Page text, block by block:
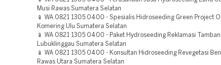
Musi Rawas Sumatera Selatan
📱 WA 0821 1305 0400 - Spesialis Hidroseeding Green Project
Komering Ulu Sumatera Selatan
📱 WA 0821 1305 0400 - Paket Hydroseeding Reklamasi
Lubuklinggau Sumatera Selatan
📱 WA 0821 1305 0400 - Konsultan Hidroseeding Revegetasi
Rawas Utara Sumatera Selatan